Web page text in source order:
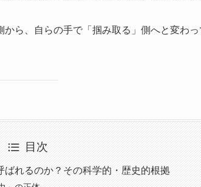
ら、自らの手で「掴み取る」側へと変わ
目次
れるのか？その科学的・歴史的根拠